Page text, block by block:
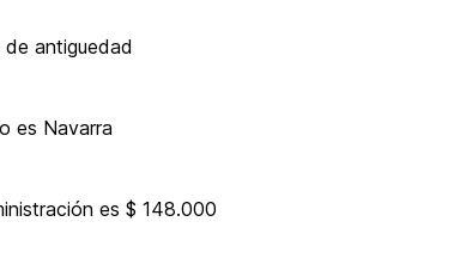
de antiguedad
es Navarra
es $ 148.000